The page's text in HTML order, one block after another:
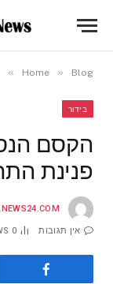
Home » Blog
»
בידור
הקסם
פנינת
אין תגובות 0